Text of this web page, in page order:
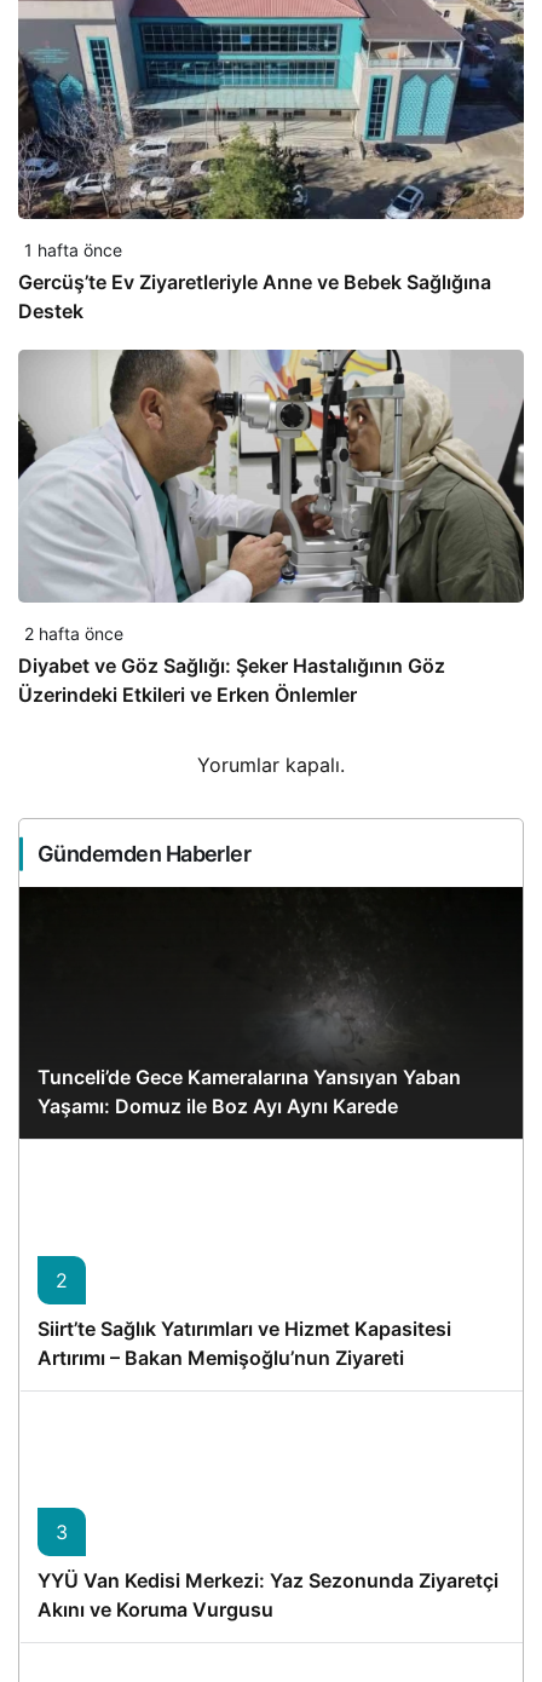
1 hafta önce
Gercüş’te Ev Ziyaretleriyle Anne ve Bebek Sağlığına
Destek
2 hafta önce
Diyabet ve Göz Sağlığı: Şeker Hastalığının Göz
Üzerindeki Etkileri ve Erken Önlemler
Yorumlar kapalı.
Gündemden Haberler
Tunceli’de Gece Kameralarına Yansıyan Yaban
Yaşamı: Domuz ile Boz Ayı Aynı Karede
2
Siirt’te Sağlık Yatırımları ve Hizmet Kapasitesi
Artırımı – Bakan Memişoğlu’nun Ziyareti
3
YYÜ Van Kedisi Merkezi: Yaz Sezonunda Ziyaretçi
Akını ve Koruma Vurgusu